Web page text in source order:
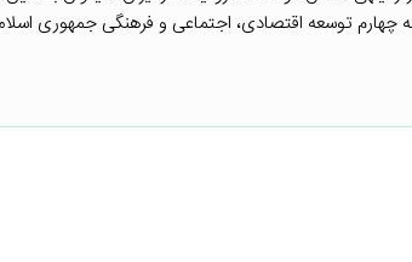
توسعه اقتصادی، اجتماعی و فرهنگی جمهوری اسلامی ایران در